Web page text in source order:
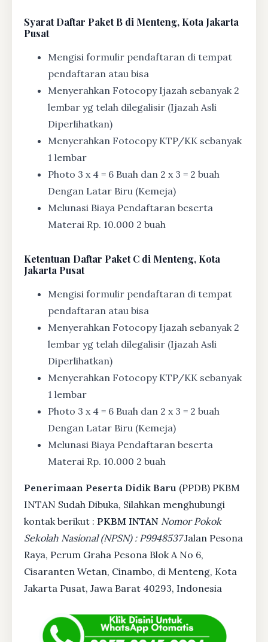
SyaratDaftar Paket B di Menteng, Kota Jakarta
Pusat
Mengisi formulir pendaftaran di tempat
pendaftaran atau bisa
Menyerahkan Fotocopy Ijazah sebanyak 2
lembar yg telah dilegalisir (Ijazah Asli
Diperlihatkan)
Menyerahkan Fotocopy KTP/KK sebanyak
1 lembar
Photo 3 x 4 = 6 Buah dan 2 x 3 = 2 buah
Dengan Latar Biru (Kemeja)
Melunasi Biaya Pendaftaran beserta
Materai Rp. 10.000 2 buah
Ketentuan Daftar Paket C di Menteng, Kota
Jakarta Pusat
Mengisi formulir pendaftaran di tempat
pendaftaran atau bisa
Menyerahkan Fotocopy Ijazah sebanyak 2
lembar yg telah dilegalisir (Ijazah Asli
Diperlihatkan)
Menyerahkan Fotocopy KTP/KK sebanyak
1 lembar
Photo 3 x 4 = 6 Buah dan 2 x 3 = 2 buah
Dengan Latar Biru (Kemeja)
Melunasi Biaya Pendaftaran beserta
Materai Rp. 10.000 2 buah
Penerimaan Peserta Didik Baru (PPDB) PKBM
INTAN Sudah Dibuka, Silahkan menghubungi
kontak berikut : PKBM INTAN Nomor Pokok
Sekolah Nasional (NPSN) : P9948537Jalan Pesona
Raya, Perum Graha Pesona Blok A No 6,
Cisaranten Wetan, Cinambo, di Menteng, Kota
Jakarta Pusat, Jawa Barat 40293, Indonesia